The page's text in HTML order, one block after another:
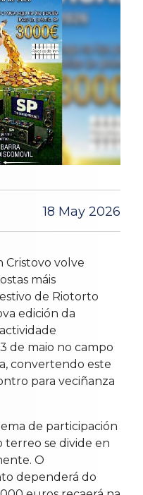
18 May 2026
Cristovo volve
máis
de Riotorto
edición da
de maio no campo
convertendo este
para veciñanza
de participación
terreo se divide en
O
dependerá do